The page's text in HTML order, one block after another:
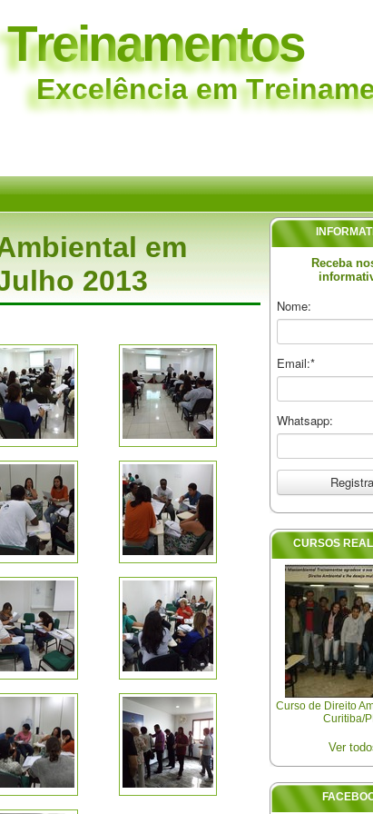
Treinamentos
Excelência em Treinam
Receba
Nome:
Email:*
Whatsapp:
CURSOS
Curso de Direito
Curitiba/
Ver
em
2013